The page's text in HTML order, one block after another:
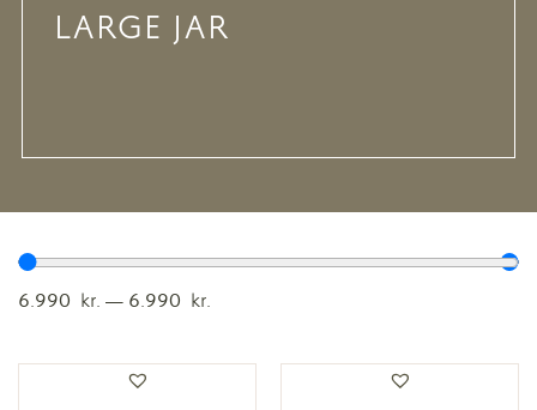
LARGE JAR
6.990 kr. — 6.990 kr.